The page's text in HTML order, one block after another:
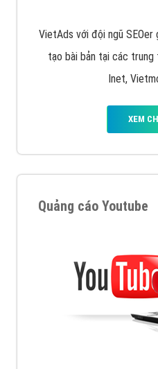
VietAds với đội ngũ SEOer
tạo bài bản tại các trung
Inet,
XEM
Quảng cáo Youtube